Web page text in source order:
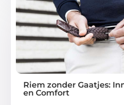
Riem zonder Gaatjes:
en Comfort